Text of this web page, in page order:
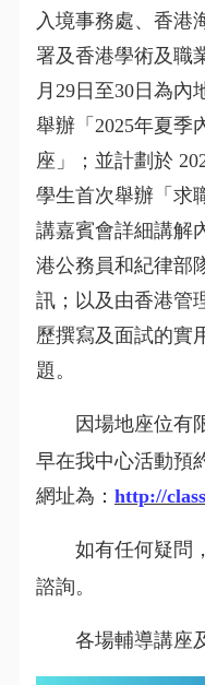
入境事務處、 香港
署及香港學術及職
月29日至30日為內
舉辦「2025年夏季
座」
；並計劃於
學生首次舉辦「求
講嘉賓會詳細講解
港公務員和紀律部
訊；以及由香港管
歷撰寫及面試的實
題。
因場地座位有
早在我中心活動預
網址為： http://
如有任何疑問
諮詢。
各場輔導講座